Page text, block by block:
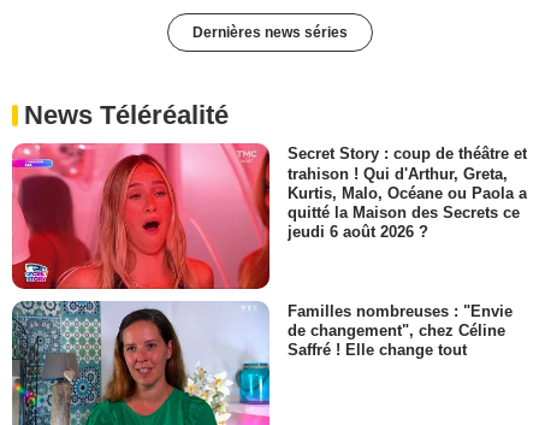
Dernières news séries
News Téléréalité
Secret Story : coup de théâtre et
trahison ! Qui d'Arthur, Greta,
Kurtis, Malo, Océane ou Paola a
quitté la Maison des Secrets ce
jeudi 6 août 2026 ?
Familles nombreuses : "Envie
de changement", chez Céline
Saffré ! Elle change tout